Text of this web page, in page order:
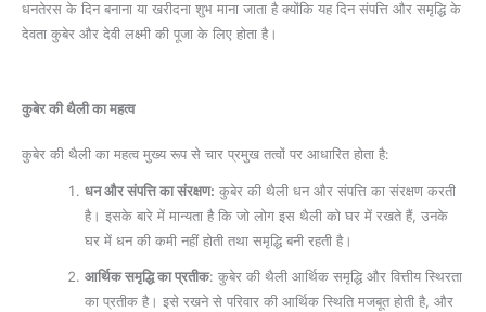
धनतेरस के दिन बनाना या खरीदना शुभ माना जाता है क्योंकि यह दिन संपत्ति और समृद्धि के
देवता कुबेर और देवी लक्ष्मी की पूजा के लिए होता है।
कुबेर की थैली का महत्व
कुबेर की थैली का महत्व मुख्य रूप से चार प्रमुख तत्वों पर आधारित होता है:
धन और संपत्ति का संरक्षण: कुबेर की थैली धन और संपत्ति का संरक्षण करती
है। इसके बारे में मान्यता है कि जो लोग इस थैली को घर में रखते हैं, उनके
घर में धन की कमी नहीं होती तथा समृद्धि बनी रहती है।
आर्थिक समृद्धि का प्रतीक: कुबेर की थैली आर्थिक समृद्धि और वित्तीय स्थिरता
का प्रतीक है। इसे रखने से परिवार की आर्थिक स्थिति मजबूत होती है, और